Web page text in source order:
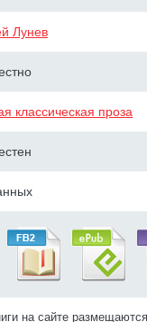
Лунев
классическая проза
на сайте